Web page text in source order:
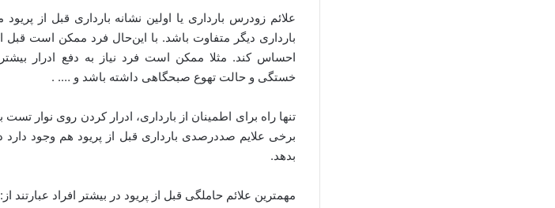
علائم زودرس بارداری یا اولین نشانه بارداری قبل از
بارداری دیگر متفاوت باشد. با این‌حال فرد ممکن است قبل
احساس کند. مثلا ممکن است فرد نیاز به دفع ادرار
خستگی و حالت تهوع صبحگاهی داشته باشد و …. .
تنها راه برای اطمینان از بارداری، ادرار کردن روی نوار
برخی علایم صددرصدی بارداری قبل از پریود هم وجود دارد
بدهد.
مهمترین علائم حاملگی قبل از پریود در بیشتر افراد عبارتند از: